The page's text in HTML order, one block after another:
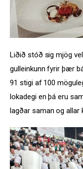
Liðið stóð sig mjög
gulleinkunn fyrir þær
91 stigi af 100
lokadegi en þá eru
lagðar saman og allar